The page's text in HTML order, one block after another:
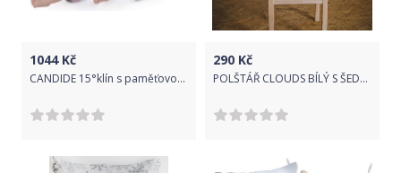
1044Kč
CANDIDE 15°klín s paměťovou pěnou na postýlku 70x140cm
290 Kč
POLŠTÁŘ CLOUDS BÍLÝ S ŠEDÝMI MRAKY, MENTOLOVÝ LEM